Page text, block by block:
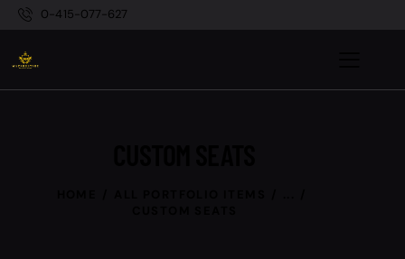
0-415-077-627